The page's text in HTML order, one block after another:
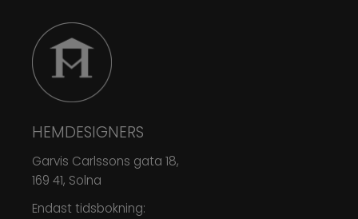
HEMDESIGNERS
Garvis Carlssons gata 18,
169 41, Solna
Endast tidsbokning: